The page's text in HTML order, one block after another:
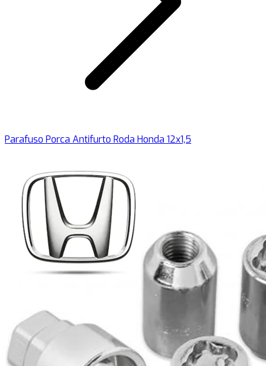
Parafuso Porca Antifurto Roda Honda 12x1,5